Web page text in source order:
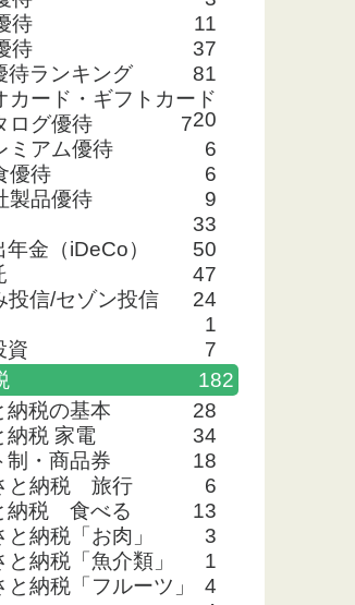
待
11
待
37
待ランキング
81
カード・ギフトカード
20
ログ優待
7
ミアム優待
6
優待
6
製品優待
9
33
金（iDeCo）
50
47
投信/セゾン投信
24
1
資
7
182
納税の基本
28
納税 家電
34
制・商品券
18
と納税 旅行
6
納税 食べる
13
と納税「お肉」
3
と納税「魚介類」
1
と納税「フルーツ」
4